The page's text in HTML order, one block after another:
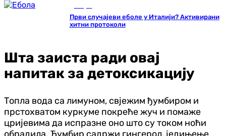
Први случајеви еболе у Италији? Активирани
хитни протоколи
Шта заиста ради овај
напитак за детоксикацију
Топла вода са лимуном, свјежим ђумбиром и
прстохватом куркуме покреће жуч и помаже
цријевима да испразне оно што су током ноћи